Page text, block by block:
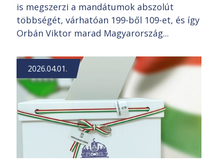
is megszerzi a mandátumok abszolút
többségét, várhatóan 199-ből 109-et, és így
Orbán Viktor marad Magyarország...
2026.04.01.